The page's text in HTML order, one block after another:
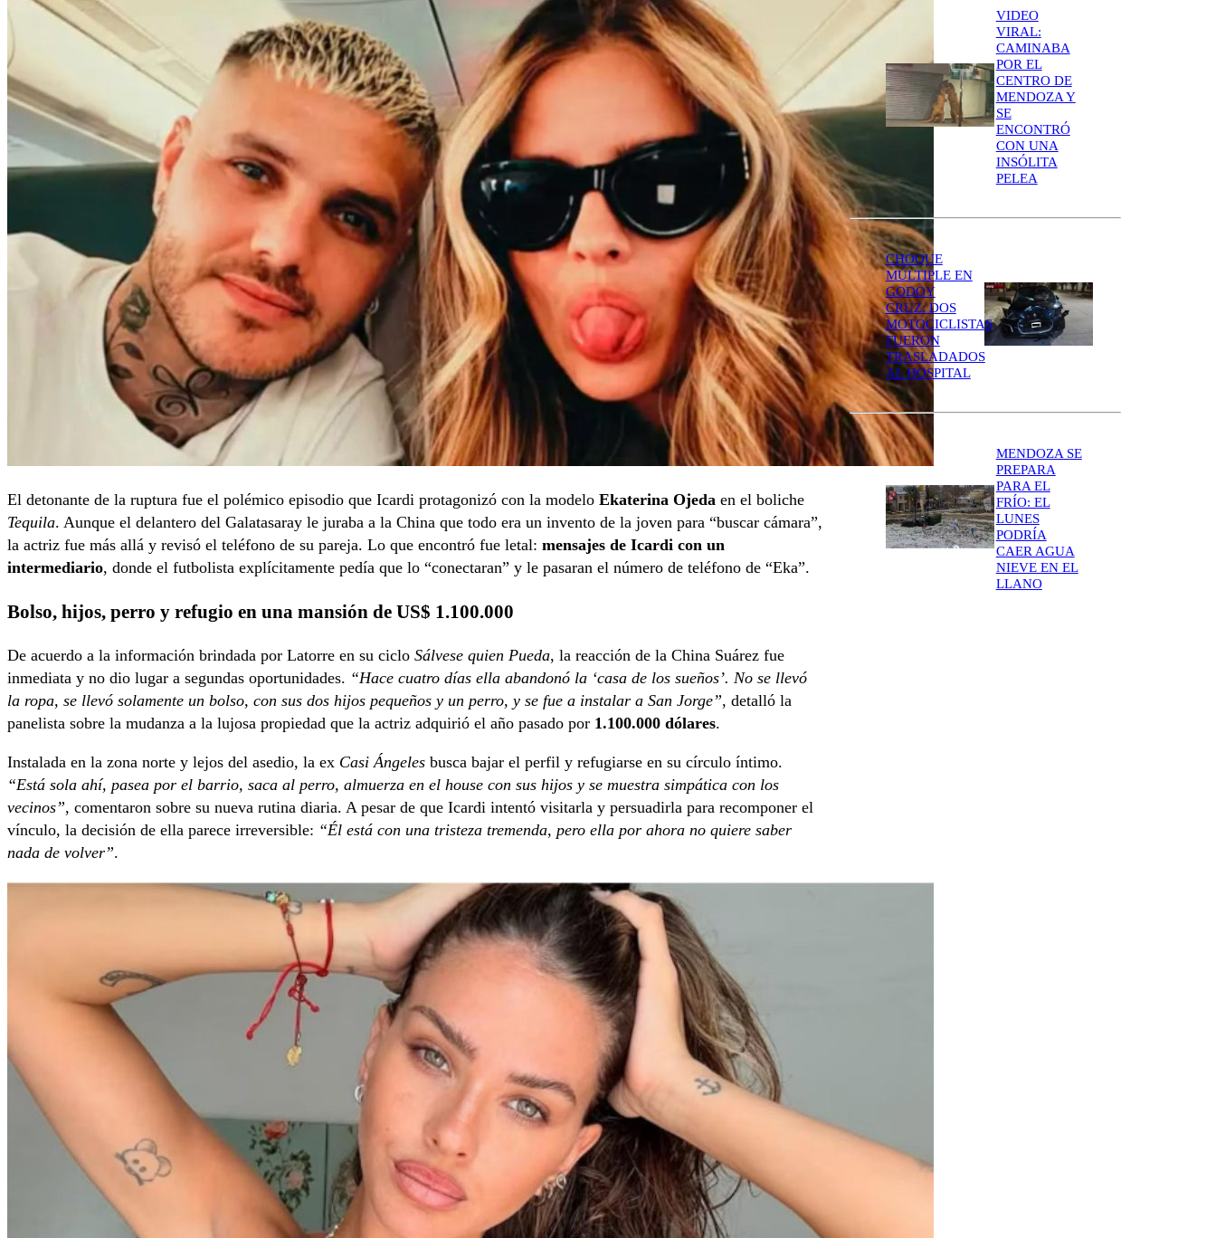
El detonante de la ruptura fue el polémico episodio que Icardi protagonizó con la modelo Ekaterina Ojeda en el boliche
Tequila. Aunque el delantero del Galatasaray le juraba a la China que todo era un invento de la joven para “buscar cámara”,
la actriz fue más allá y revisó el teléfono de su pareja. Lo que encontró fue letal: mensajes de Icardi con un
intermediario, donde el futbolista explícitamente pedía que lo “conectaran” y le pasaran el número de teléfono de “Eka”.
Bolso, hijos, perro y refugio en una mansión de US$ 1.100.000
De acuerdo a la información brindada por Latorre en su ciclo Sálvese quien Pueda, la reacción de la China Suárez fue
inmediata y no dio lugar a segundas oportunidades. “Hace cuatro días ella abandonó la ‘casa de los sueños’. No se llevó
la ropa, se llevó solamente un bolso, con sus dos hijos pequeños y un perro, y se fue a instalar a San Jorge”, detalló la
panelista sobre la mudanza a la lujosa propiedad que la actriz adquirió el año pasado por 1.100.000 dólares.
Instalada en la zona norte y lejos del asedio, la ex Casi Ángeles busca bajar el perfil y refugiarse en su círculo íntimo.
“Está sola ahí, pasea por el barrio, saca al perro, almuerza en el house con sus hijos y se muestra simpática con los
vecinos”, comentaron sobre su nueva rutina diaria. A pesar de que Icardi intentó visitarla y persuadirla para recomponer el
vínculo, la decisión de ella parece irreversible: “Él está con una tristeza tremenda, pero ella por ahora no quiere saber
nada de volver”.
VIDEO
VIRAL:
CAMINABA
POR EL
CENTRO DE
MENDOZA Y
SE
ENCONTRÓ
CON UNA
INSÓLITA
PELEA
CHOQUE
MÚLTIPLE EN
GODOY
CRUZ: DOS
MOTOCICLISTAS
FUERON
TRASLADADOS
AL HOSPITAL
MENDOZA SE
PREPARA
PARA EL
FRÍO: EL
LUNES
PODRÍA
CAER AGUA
NIEVE EN EL
LLANO